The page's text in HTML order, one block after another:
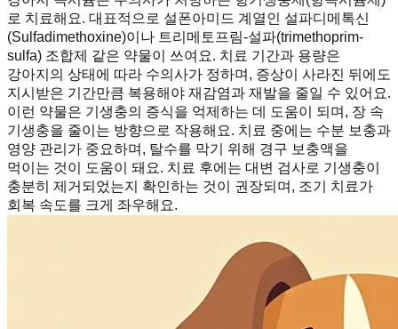
로 치료해요. 대표적으로 설폰아미드 계열인 설파디메톡신
(Sulfadimethoxine)이나 트리메토프림-설파(trimethoprim-
sulfa) 조합제 같은 약물이 쓰여요. 치료 기간과 용량은
강아지의 상태에 따라 수의사가 정하며, 증상이 사라진 뒤에도
지시받은 기간만큼 복용해야 재감염과 재발을 줄일 수 있어요.
이런 약물은 기생충의 증식을 억제하는 데 도움이 되며, 장 속
기생충을 줄이는 방향으로 작용해요. 치료 중에는 수분 보충과
영양 관리가 중요하며, 탈수를 막기 위해 경구 보충액을
먹이는 것이 도움이 돼요. 치료 후에는 대변 검사로 기생충이
충분히 제거되었는지 확인하는 것이 권장되며, 조기 치료가
회복 속도를 크게 좌우해요.